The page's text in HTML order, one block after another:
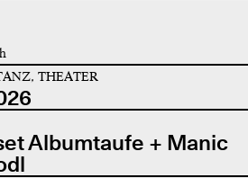
THEATER
Albumtaufe + Manic